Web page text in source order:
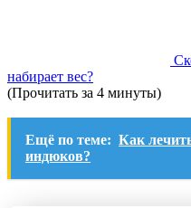
набирает вес?
(Прочитать за 4 минуты)
Ещё по теме: Как
индюков?